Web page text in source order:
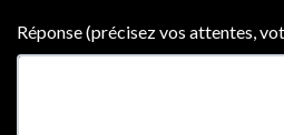
Réponse (précisez vos attentes,